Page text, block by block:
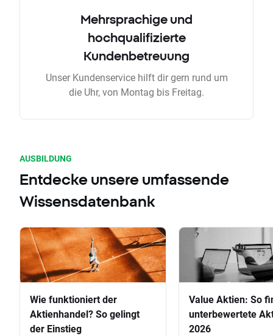
Mehrsprachige und
hochqualifizierte
Kundenbetreuung
Unser Kundenservice hilft dir gern rund um
die Uhr, von Montag bis Freitag.
AUSBILDUNG
Entdecke unsere umfassende
Wissensdatenbank
Wie funktioniert der
Aktienhandel? So gelingt
der Einstieg
Value Aktien: So
unterbewertete
2026